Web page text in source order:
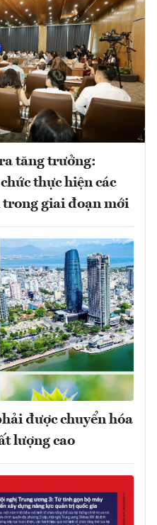
tăng trưởng:
thực hiện các
giai đoạn mới
được chuyển hóa
lượng cao